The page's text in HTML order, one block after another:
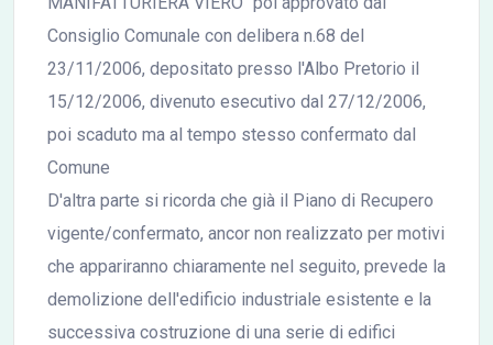
Consiglio Comunale con delibera n.68 del
23/11/2006, depositato presso l'Albo Pretorio il
15/12/2006, divenuto esecutivo dal 27/12/2006,
poi scaduto ma al tempo stesso confermato dal
Comune
D'altra parte si ricorda che già il Piano di Recupero
vigente/confermato, ancor non realizzato per motivi
che appariranno chiaramente nel seguito, prevede la
demolizione dell'edificio industriale esistente e la
successiva costruzione di una serie di edifici